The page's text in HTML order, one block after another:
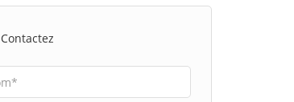
Contactez